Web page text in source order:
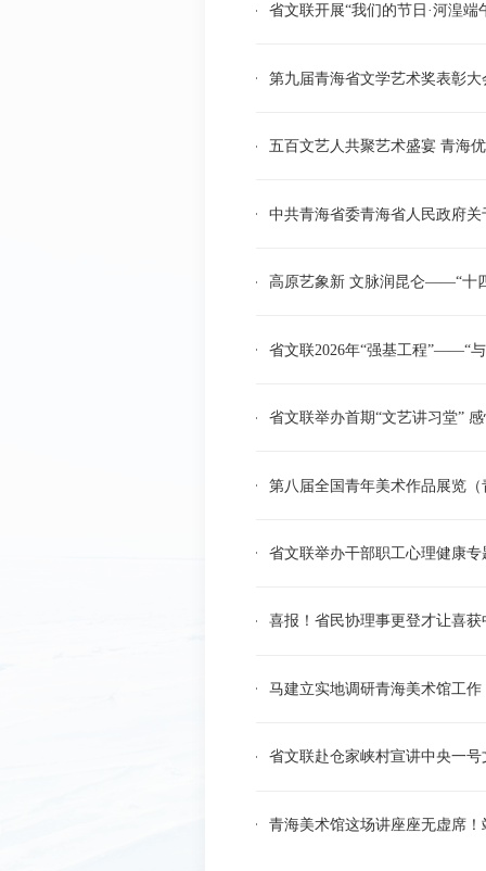
省文联开展“我们的节日·河湟端
第九届青海省文学艺术奖表彰
五百文艺人共聚艺术盛宴 青海
中共青海省委青海省人民政府
高原艺象新 文脉润昆仑——“十
省文联2026年“强基工程”——“
省文联举办首期“文艺讲习堂”
第八届全国青年美术作品展览
省文联举办干部职工心理健康专
喜报！省民协理事更登才让喜
马建立实地调研青海美术馆工作
省文联赴仓家峡村宣讲中央一
青海美术馆这场讲座座无虚席